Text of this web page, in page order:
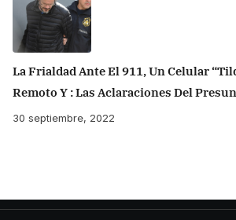
La Frialdad Ante El 911, Un Celular
Remoto Y : Las Aclaraciones Del
30 septiembre, 2022